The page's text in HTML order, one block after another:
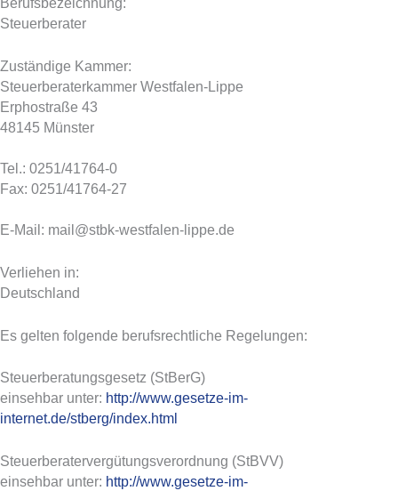
Berufsbezeichnung:
Steuerberater
Zuständige Kammer:
Steuerberaterkammer Westfalen-Lippe
Erphostraße 43
48145 Münster
Tel.: 0251/41764-0
Fax: 0251/41764-27
E-Mail: mail@stbk-westfalen-lippe.de
Verliehen in:
Deutschland
Es gelten folgende berufsrechtliche Regelungen:
Steuerberatungsgesetz (StBerG)
einsehbar unter: http://www.gesetze-im-
internet.de/stberg/index.html
Steuerberatervergütungsverordnung (StBVV)
einsehbar unter: http://www.gesetze-im-